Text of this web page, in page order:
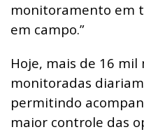
monitoramento em
em campo.”
Hoje, mais de 16
monitoradas
permitindo
maior controle das